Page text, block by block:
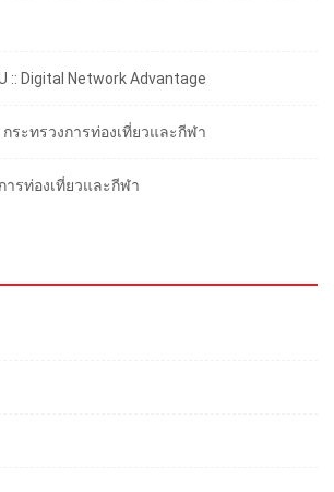
:: Digital Network Advantage
ระทรวงการท่องเที่ยวและกีฬา
ารท่องเที่ยวและกีฬา